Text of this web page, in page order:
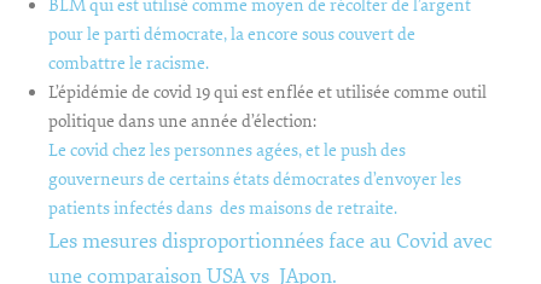
BLM qui est utilisé comme moyen de récolter de l’argent
pour le parti démocrate, la encore sous couvert de
combattre le racisme.
L’épidémie de covid 19 qui est enflée et utilisée comme outil
politique dans une année d’élection:
Le covid chez les personnes agées, et le push des
gouverneurs de certains états démocrates d’envoyer les
patients infectés dans des maisons de retraite.
Les mesures disproportionnées face au Covid avec
une comparaison USA vs JApon.